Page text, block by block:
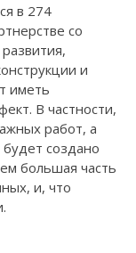
в 274
со
и
иметь
В частности,
работ, а
создано
большая часть
и, что